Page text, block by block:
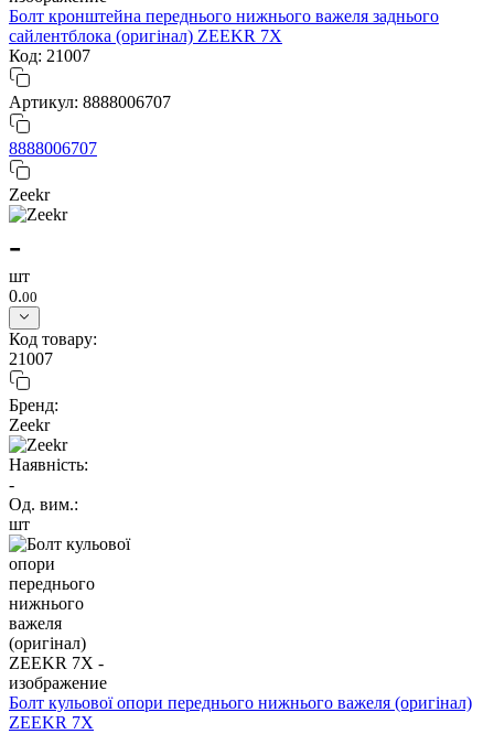
Болт кронштейна переднього нижнього важеля заднього
сайлентблока (оригінал) ZEEKR 7X
Код: 21007
Артикул: 8888006707
8888006707
Zeekr
-
шт
0.00
Код товару:
21007
Бренд:
Zeekr
Наявність:
-
Од. вим.:
шт
Болт кульової опори переднього нижнього важеля (оригінал)
ZEEKR 7X